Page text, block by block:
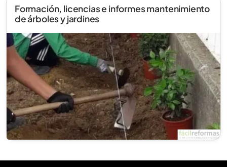
Formación, licencias e informes mantenimiento
de árboles y jardines